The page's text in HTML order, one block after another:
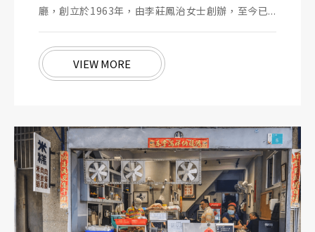
廳，創立於1963年，由李莊鳳治女士創辦，至今已...
VIEW MORE